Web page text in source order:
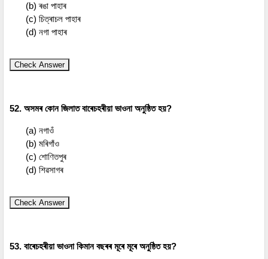
(b) ৰঙা পাহাৰ
(c) চিত্ৰাচল পাহাৰ
(d) নগা পাহাৰ
Check Answer
52. অসমৰ কোন জিলাত বাৰেচহৰীয়া ভাওনা অনুষ্ঠিত হয়?
(a) নগাওঁ
(b) মৰিগাঁও
(c) শোণিতপুৰ
(d) শিৱসাগৰ
Check Answer
53. বাৰেচহৰীয়া ভাওনা কিমান বছৰৰ মূৰে মূৰে অনুষ্ঠিত হয়?